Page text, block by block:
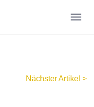
Nächster Artikel >